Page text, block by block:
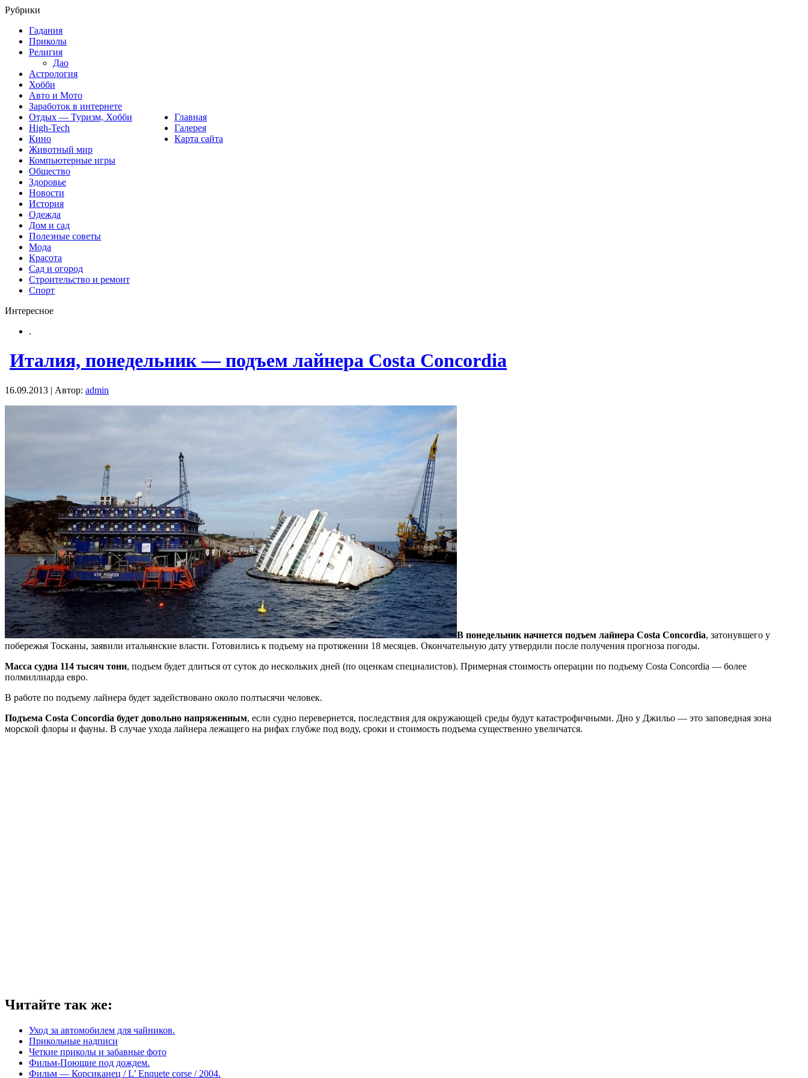
Главная
Галерея
Карта сайта
Рубрики
Гадания
Приколы
Религия
Дао
Астрология
Хобби
Авто и Мото
Заработок в интернете
Отдых — Туризм, Хобби
High-Tech
Кино
Животный мир
Компьютерные игры
Общество
Здоровье
Новости
История
Одежда
Дом и сад
Полезные советы
Мода
Красота
Сад и огород
Строительство и ремонт
Спорт
Интересное
.
Италия, понедельник — подъем лайнера Costa Concordia
16.09.2013 | Автор: admin
В понедельник начнется подъем лайнера Costa Concordia, затонувшего у
побережья Тосканы, заявили итальянские власти. Готовились к подъему на протяжении 18 месяцев. Окончательную дату утвердили после получения прогноза погоды.
Масса судна 114 тысяч тонн, подъем будет длиться от суток до нескольких дней (по оценкам специалистов). Примерная стоимость операции по подъему Costa Concordia — более
полмиллиарда евро.
В работе по подъему лайнера будет задействовано около полтысячи человек.
Подъема Costa Concordia будет довольно напряженным, если судно перевернется, последствия для окружающей среды будут катастрофичными. Дно у Джильо — это заповедная зона
морской флоры и фауны. В случае ухода лайнера лежащего на рифах глубже под воду, сроки и стоимость подъема существенно увеличатся.
Читайте так же:
Уход за автомобилем для чайников.
Прикольные надписи
Четкие приколы и забавные фото
Фильм-Поющие под дождем.
Фильм — Корсиканец / L’ Enquete corse / 2004.